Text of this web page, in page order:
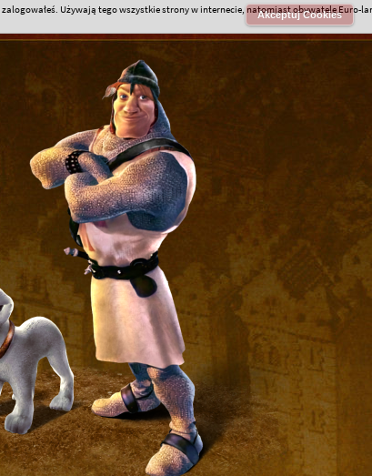
Używają tego wszystkie strony w internecie, natomiast obywatele Euro-